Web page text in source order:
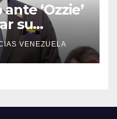
‘Ozzie’
su
VENEZUELA